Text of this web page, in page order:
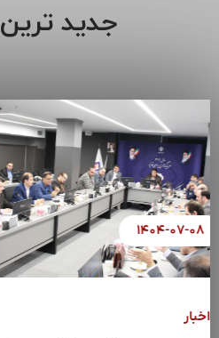
جدید ترین
۱۴۰۴-۰۷-۰۸